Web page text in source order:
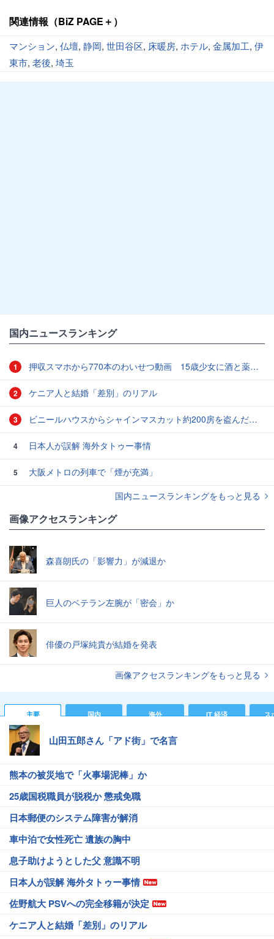
関連情報（BiZ PAGE＋）
マンション, 仏壇, 静岡, 世田谷区, 床暖房, ホテル, 金属加工, 伊
東市, 老後, 埼玉
国内ニュースランキング
1 押収スマホから770本のわいせつ動画 15歳少女に酒と薬飲ませ性的暴行か 54歳男を再逮捕 「薬もありますよ」とSNSで誘い出し
2 ケニア人と結婚「差別」のリアル
3 ビニールハウスからシャインマスカット約200房を盗んだ疑い ネットで販売か 無職の男（42）逮捕 岡山県警
4 日本人が誤解 海外タトゥー事情
5
大阪メトロの列車で「煙が充満」
国内ニュースランキングをもっと見る
画像アクセスランキング
森喜朗氏の「影響力」が減退か
巨人のベテラン左腕が「密会」か
俳優の戸塚純貴が結婚を発表
画像アクセスランキングをもっと見る
主要 国内 海外 IT 経済 ス
山田五郎さん「アド街」で名言
熊本の被災地で「火事場泥棒」か
25歳国税職員が脱税か 懲戒免職
日本郵便のシステム障害が解消
車中泊で女性死亡 遺族の胸中
息子助けようとした父 意識不明
日本人が誤解 海外タトゥー事情
佐野航大 PSVへの完全移籍が決定
ケニア人と結婚「差別」のリアル